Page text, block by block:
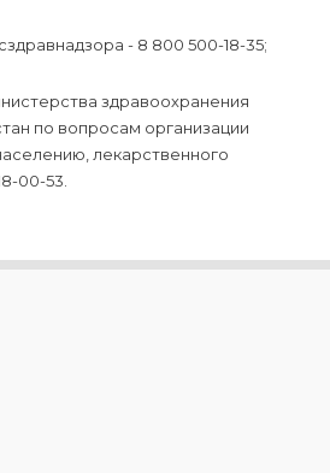
- 8 800 500-18-35;
здравоохранения
по вопросам организации
лекарственного
00-53.